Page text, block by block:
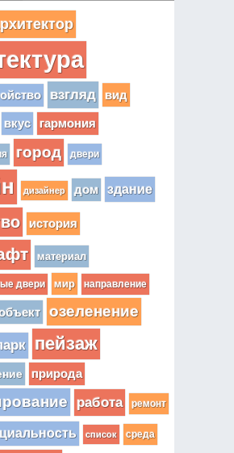
взгляд вид
вкус гармония
город двери
дизайнер дом здание
история
материал
двери мир направление
озеленение
пейзаж
природа
работа ремонт
список среда